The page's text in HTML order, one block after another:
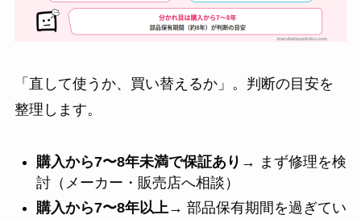
「直して使うか、買い替えるか」。判断の目安を
整理します。
購入から7〜8年未満で保証あり → まず修理を検
討（メーカー・販売店へ相談）
購入から7〜8年以上 → 部品保有期間を過ぎてい